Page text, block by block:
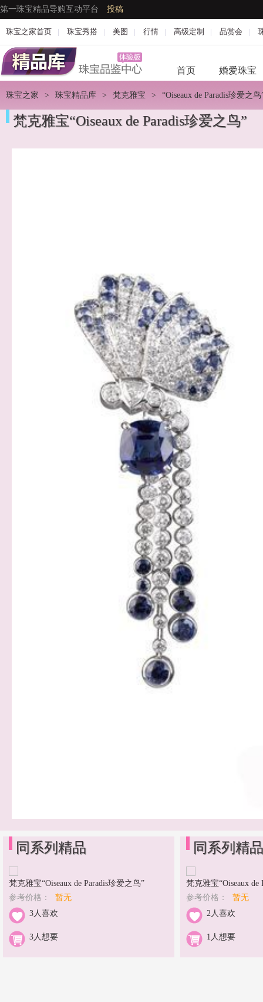
第一珠宝精品导购互动平台 投稿
珠宝之家首页 | 珠宝秀搭 | 美图 | 行情 | 高级定制 | 品赏会 |
首页 婚爱珠宝
珠宝之家 > 珠宝精品库 > 梵克雅宝 > “Oiseaux de Paradis珍爱之鸟
梵克雅宝“Oiseaux de Paradis珍爱之鸟”
同系列精品
梵克雅宝“Oiseaux de Paradis珍爱之鸟”
参考价格：
暂无
3人喜欢
3人想要
同系列精品
梵克雅宝“Oiseaux de
参考价格：
暂无
2人喜欢
1人想要